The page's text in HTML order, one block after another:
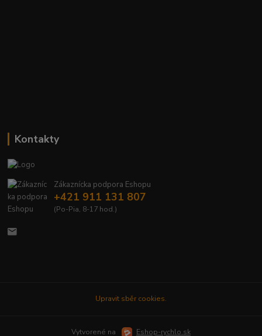
Kontakty
Zákaznícka podpora Eshopu
+421 911 131 807
(Po-Pia, 8-17 hod.)
Upravit sběr cookies.
Vytvorené na Eshop-rychlo.sk